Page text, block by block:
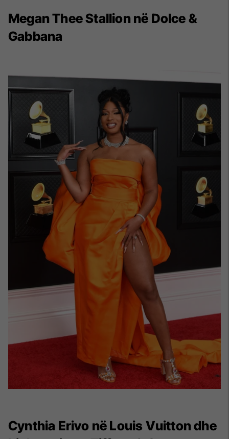
Megan Thee Stallion në Dolce &
Gabbana
Cynthia Erivo në Louis Vuitton dhe